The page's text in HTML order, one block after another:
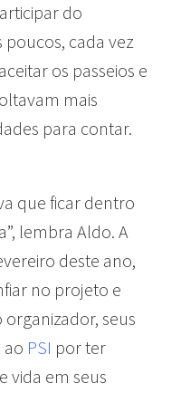
do
poucos, cada vez
os passeios e
mais
para contar.
que ficar dentro
lembra Aldo. A
deste ano,
no projeto e
seus
ao PSI por ter
vida em seus